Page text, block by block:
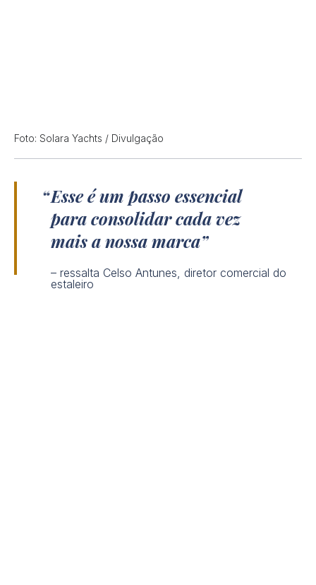
Foto: Solara Yachts / Divulgação
Esse é um passo essencial
para consolidar cada vez
mais a nossa marca
– ressalta Celso Antunes, diretor comercial do
estaleiro